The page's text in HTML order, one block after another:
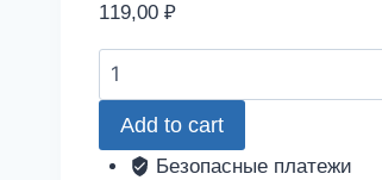
119,00 ₽
Жиллет
блю
станок
Add to cart
Безопасные платежи